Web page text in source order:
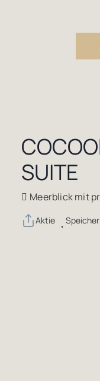
SUITE
Meerblick mit
Aktie